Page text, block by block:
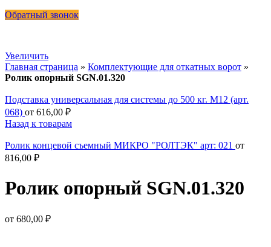
Обратный звонок
Увеличить
Главная страница » Комплектующие для откатных ворот »
Ролик опорный SGN.01.320
Подставка универсальная для системы до 500 кг. М12 (арт.
068) от 616,00 ₽
Назад к товарам
Ролик концевой съемный МИКРО "РОЛТЭК" арт: 021 от
816,00 ₽
Ролик опорный SGN.01.320
от 680,00 ₽